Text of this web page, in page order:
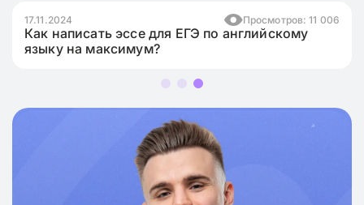
17.11.2024 Просмотров: 11 006
Как написать эссе для ЕГЭ по английскому
языку на максимум?